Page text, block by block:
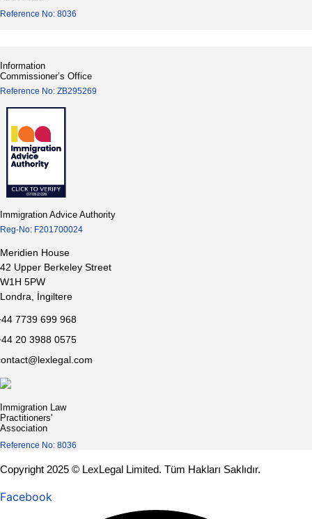
Reference No: 8036
Information
Commissioner’s Office
Reference No: ZB295269
Immigration Advice Authority
Reg-No: F201700024
Meridien House
42 Upper Berkeley Street
W1H 5PW
Londra, İngiltere
7739 699 968
20 3988 0575
Immigration Law
Practitioners'
Association
Reference No: 8036
Copyright 2025 © LexLegal Limited. Tüm Hakları Saklıdır.
Facebook